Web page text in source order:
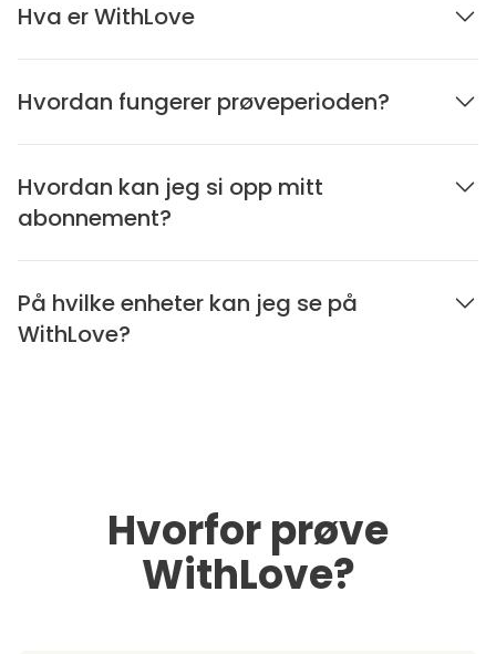
Hva er WithLove
Hvordan fungerer prøveperioden?
Hvordan kan jeg si opp mitt
abonnement?
På hvilke enheter kan jeg se på
WithLove?
Hvorfor prøve
WithLove?